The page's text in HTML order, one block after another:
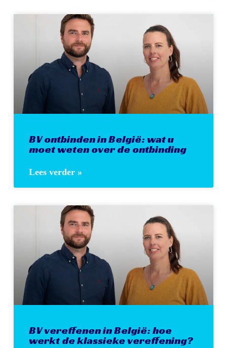
BV ontbinden in België: wat u
moet weten over de ontbinding
Lees verder »
BV vereffenen in België: hoe
werkt de klassieke vereffening?